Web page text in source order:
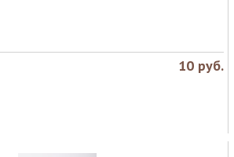
10 руб.